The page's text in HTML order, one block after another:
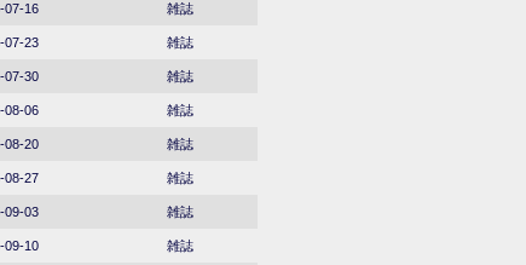
07-16 雑誌
07-23 雑誌
07-30 雑誌
08-06 雑誌
08-20 雑誌
08-27 雑誌
09-03 雑誌
09-10 雑誌